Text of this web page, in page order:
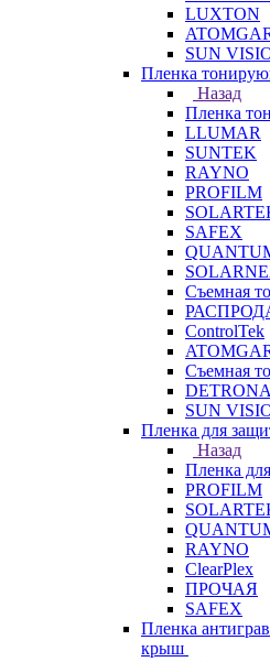
LUXTON
SUN
Пленка
Назад
Пленка
LLUMAR
SUNTEK
RAYNO
PROFILM
SAFEX
Съемная
ControlTek
Съемная
DETRONA
SUN
Пленка для
Назад
Пленка
PROFILM
RAYNO
ClearPlex
ПРОЧАЯ
SAFEX
Пленка
крыш